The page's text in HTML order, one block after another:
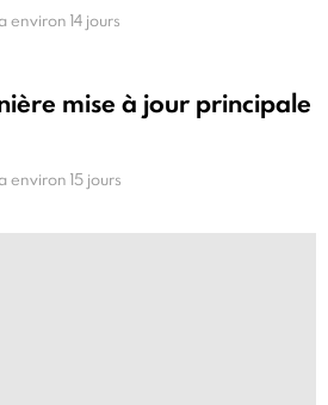
environ 14 jours
mise à jour principale
environ 15 jours